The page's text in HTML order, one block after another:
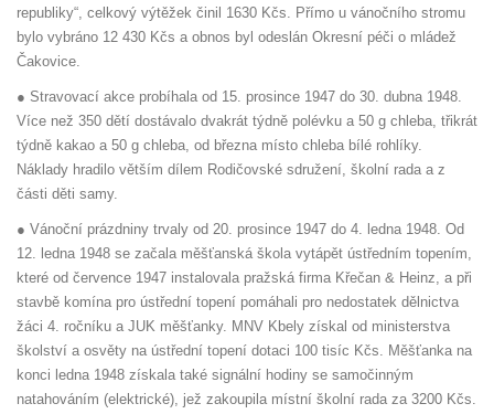
republiky“, celkový výtěžek činil 1630 Kčs. Přímo u vánočního stromu
bylo vybráno 12 430 Kčs a obnos byl odeslán Okresní péči o mládež
Čakovice.
● Stravovací akce probíhala od 15. prosince 1947 do 30. dubna 1948.
Více než 350 dětí dostávalo dvakrát týdně polévku a 50 g chleba, třikrát
týdně kakao a 50 g chleba, od března místo chleba bílé rohlíky.
Náklady hradilo větším dílem Rodičovské sdružení, školní rada a z
části děti samy.
● Vánoční prázdniny trvaly od 20. prosince 1947 do 4. ledna 1948. Od
12. ledna 1948 se začala měšťanská škola vytápět ústředním topením,
které od července 1947 instalovala pražská firma Křečan & Heinz, a při
stavbě komína pro ústřední topení pomáhali pro nedostatek dělnictva
žáci 4. ročníku a JUK měšťanky. MNV Kbely získal od ministerstva
školství a osvěty na ústřední topení dotaci 100 tisíc Kčs. Měšťanka na
konci ledna 1948 získala také signální hodiny se samočinným
natahováním (elektrické), jež zakoupila místní školní rada za 3200 Kčs.